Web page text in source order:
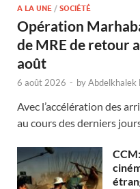
A LA UNE / SOCIÉTÉ
Opération
de MRE de retour
août
6 août 2026 - by
Avec l’accélération des
au cours des derniers